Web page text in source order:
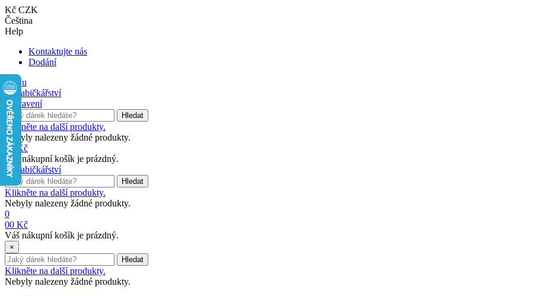
Kč CZK
Čeština
Help
Kontaktujte nás
Dodání
Menu
Nastavení
Hledat
Klikněte na další produkty.
Nebyly nalezeny žádné produkty.
00 Kč
Váš nákupní košík je prázdný.
Hledat
Klikněte na další produkty.
Nebyly nalezeny žádné produkty.
0
00 Kč
Váš nákupní košík je prázdný.
×
Hledat
Klikněte na další produkty.
Nebyly nalezeny žádné produkty.